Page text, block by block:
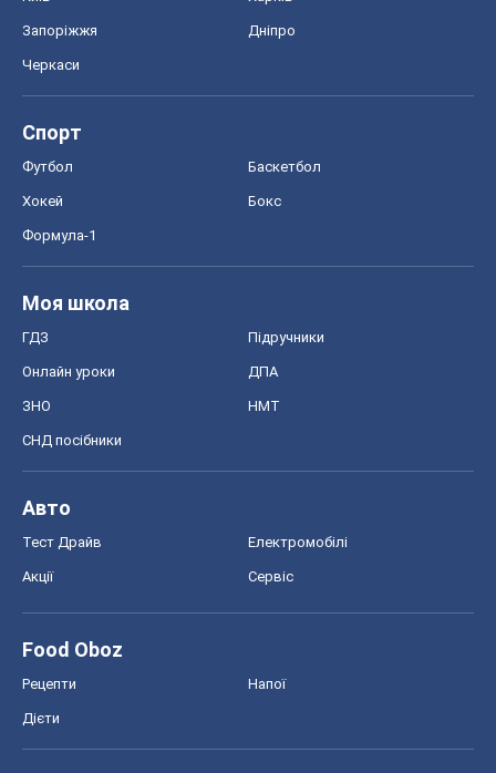
Запоріжжя Дніпро
Черкаси
Спорт
Футбол Баскетбол
Хокей Бокс
Формула-1
Моя школа
ГДЗ Підручники
Онлайн уроки ДПА
ЗНО НМТ
СНД посібники
Авто
Тест Драйв Електромобілі
Акції Сервіс
Food Oboz
Рецепти Напої
Дієти